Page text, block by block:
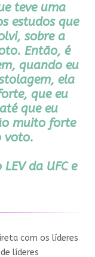
teve uma
estudos que
sobre a
Então, é
quando eu
ela
que eu
que eu
muito forte
voto.
da UFC e
com os líderes
líderes